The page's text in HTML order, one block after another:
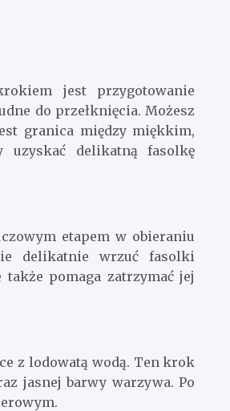
jest przygotowanie
do przełknięcia. Możesz
granica między miękkim,
uzyskać delikatną fasolkę
etapem w obieraniu
delikatnie wrzuć fasolki
pomaga zatrzymać jej
z lodowatą wodą. Ten krok
jasnej barwy warzywa. Po